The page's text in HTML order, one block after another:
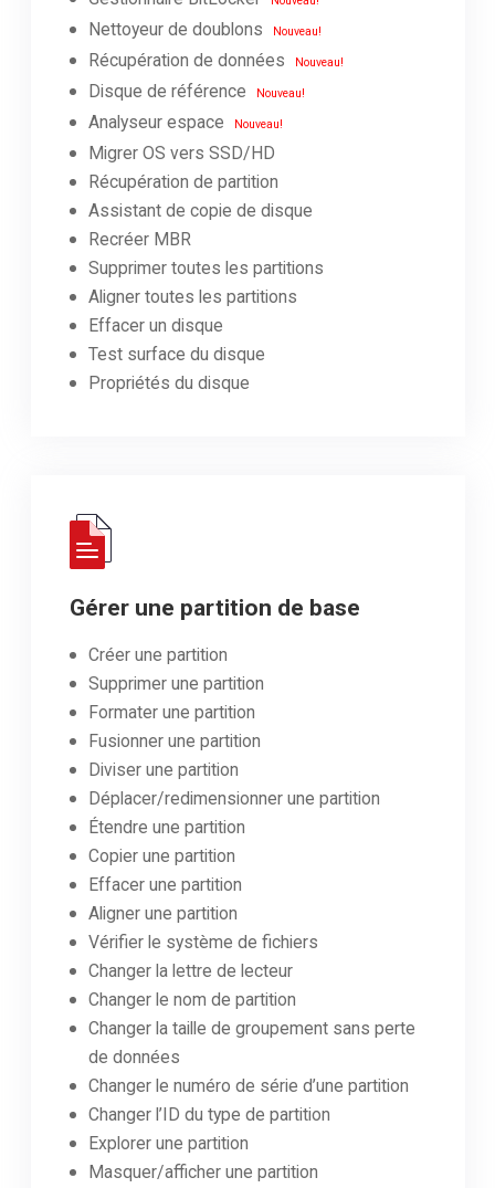
Nettoyeur de doublons Nouveau!
Récupération de données Nouveau!
Disque de référence Nouveau!
Analyseur espace Nouveau!
Migrer OS vers SSD/HD
Récupération de partition
Assistant de copie de disque
Recréer MBR
Supprimer toutes les partitions
Aligner toutes les partitions
Effacer un disque
Test surface du disque
Propriétés du disque
Gérer une partition de base
Créer une partition
Supprimer une partition
Formater une partition
Fusionner une partition
Diviser une partition
Déplacer/redimensionner une partition
Étendre une partition
Copier une partition
Effacer une partition
Aligner une partition
Vérifier le système de fichiers
Changer la lettre de lecteur
Changer le nom de partition
Changer la taille de groupement sans perte
de données
Changer le numéro de série d’une partition
Changer l’ID du type de partition
Explorer une partition
Masquer/afficher une partition